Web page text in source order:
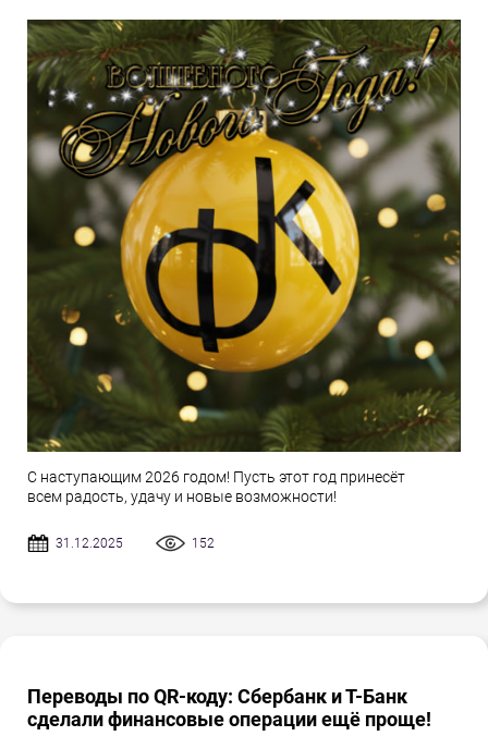
С наступающим 2026 годом! Пусть этот год принесёт
всем радость, удачу и новые возможности!
31.12.2025 152
Переводы по QR-коду: Сбербанк и Т-Банк
сделали финансовые операции ещё проще!